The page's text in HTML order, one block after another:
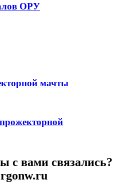
ОРУ
мачты
с вами связались?